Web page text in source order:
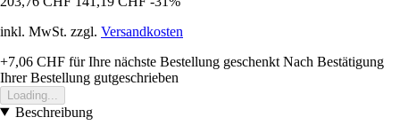
inkl. MwSt. zzgl. Versandkosten
+7,06 CHF für Ihre nächste Bestellung geschenkt Nach Bestätigung
Ihrer Bestellung gutgeschrieben
Loading...
Beschreibung